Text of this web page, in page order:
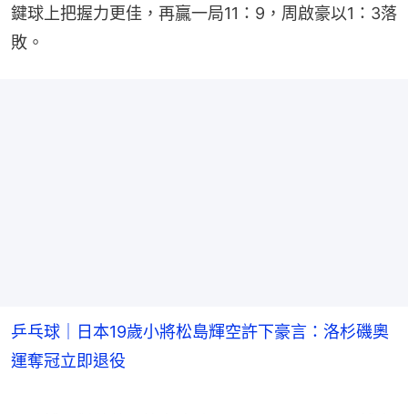
鍵球上把握力更佳，再贏一局11：9，周啟豪以1：3落
敗。
乒乓球｜日本19歲小將松島輝空許下豪言：洛杉磯奧
運奪冠立即退役